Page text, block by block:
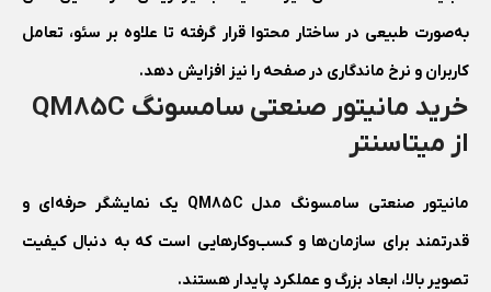
به‌صورت طبیعی در ساختار محتوا قرار گرفته تا علاوه بر سئو، تعامل
کاربران و نرخ ماندگاری در صفحه را نیز افزایش دهد.
خرید مانیتور صنعتی سامسونگ QM85C
از میتاسنتر
مانیتور صنعتی سامسونگ مدل QM85C یک نمایشگر حرفه‌ای و
قدرتمند برای سازمان‌ها و کسب‌وکارهایی است که به دنبال کیفیت
تصویر بالا، ابعاد بزرگ و عملکرد پایدار هستند.